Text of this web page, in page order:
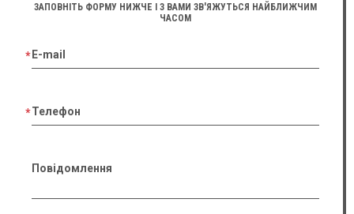
ЗАПОВНІТЬ ФОРМУ НИЖЧЕ І З ВАМИ ЗВ'ЯЖУТЬСЯ НАЙБЛИЖЧИМ
ЧАСОМ
E-mail
Телефон
Повідомлення